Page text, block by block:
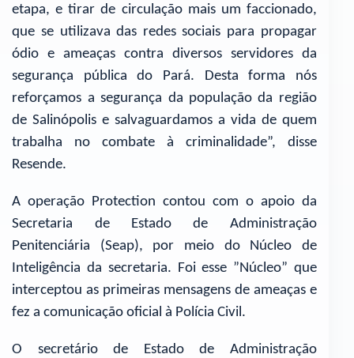
etapa, e tirar de circulação mais um faccionado,
que se utilizava das redes sociais para propagar
ódio e ameaças contra diversos servidores da
segurança pública do Pará. Desta forma nós
reforçamos a segurança da população da região
de Salinópolis e salvaguardamos a vida de quem
trabalha no combate à criminalidade”, disse
Resende.
A operação Protection contou com o apoio da
Secretaria de Estado de Administração
Penitenciária (Seap), por meio do Núcleo de
Inteligência da secretaria. Foi esse ”Núcleo” que
interceptou as primeiras mensagens de ameaças e
fez a comunicação oficial à Polícia Civil.
O secretário de Estado de Administração